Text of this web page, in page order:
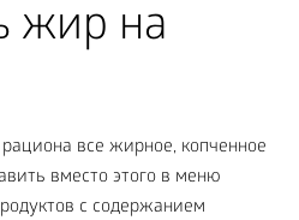
жир на
все жирное, копченное
вместо этого в меню
с содержанием